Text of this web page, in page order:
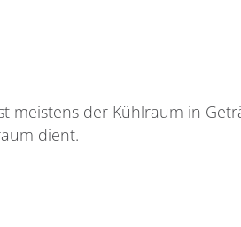
meistens der Kühlraum in
dient.